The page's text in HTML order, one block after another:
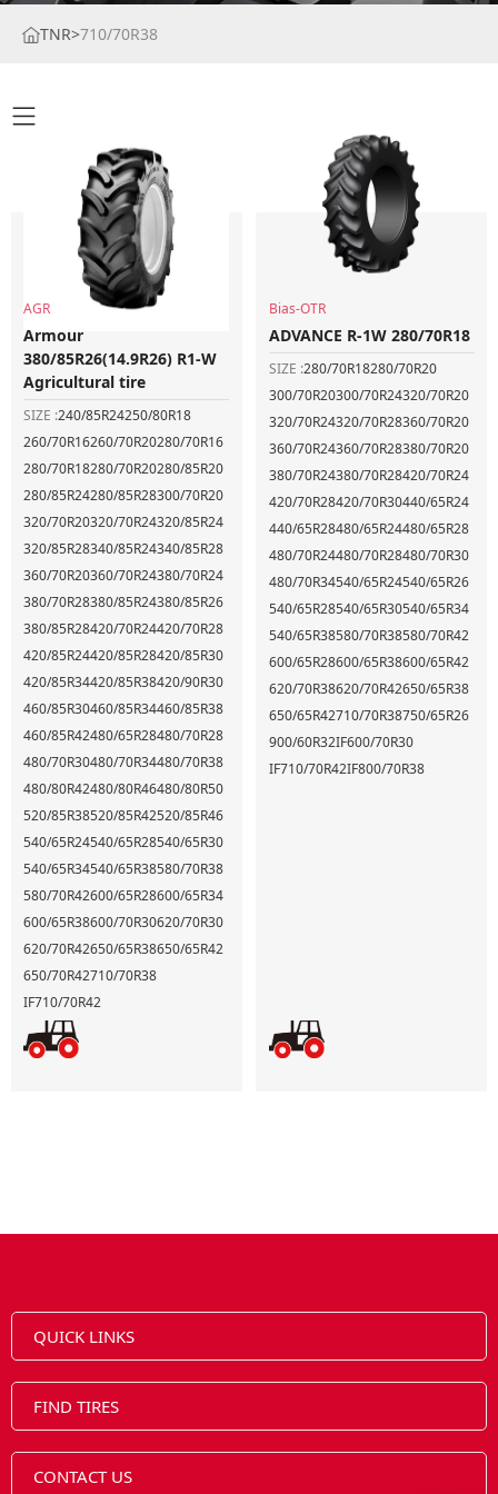
TNR>710/70R38
AGR
Armour
380/85R26(14.9R26) R1-W
Agricultural tire
SIZE :240/85R24250/80R18
260/70R16260/70R20280/70R16
280/70R18280/70R20280/85R20
280/85R24280/85R28300/70R20
320/70R20320/70R24320/85R24
320/85R28340/85R24340/85R28
360/70R20360/70R24380/70R24
380/70R28380/85R24380/85R26
380/85R28420/70R24420/70R28
420/85R24420/85R28420/85R30
420/85R34420/85R38420/90R30
460/85R30460/85R34460/85R38
460/85R42480/65R28480/70R28
480/70R30480/70R34480/70R38
480/80R42480/80R46480/80R50
520/85R38520/85R42520/85R46
540/65R24540/65R28540/65R30
540/65R34540/65R38580/70R38
580/70R42600/65R28600/65R34
600/65R38600/70R30620/70R30
620/70R42650/65R38650/65R42
650/70R42710/70R38
IF710/70R42
Bias-OTR
ADVANCE R-1W 280/70R18
SIZE :280/70R18280/70R20
300/70R20300/70R24320/70R20
320/70R24320/70R28360/70R20
360/70R24360/70R28380/70R20
380/70R24380/70R28420/70R24
420/70R28420/70R30440/65R24
440/65R28480/65R24480/65R28
480/70R24480/70R28480/70R30
480/70R34540/65R24540/65R26
540/65R28540/65R30540/65R34
540/65R38580/70R38580/70R42
600/65R28600/65R38600/65R42
620/70R38620/70R42650/65R38
650/65R42710/70R38750/65R26
900/60R32IF600/70R30
IF710/70R42IF800/70R38
QUICK LINKS
FIND TIRES
CONTACT US